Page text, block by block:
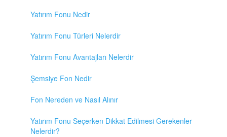
Yatırım Fonu Nedir
Yatırım Fonu Türleri Nelerdir
Yatırım Fonu Avantajları Nelerdir
Şemsiye Fon Nedir
Fon Nereden ve Nasıl Alınır
Yatırım Fonu Seçerken Dikkat Edilmesi Gerekenler
Nelerdir?